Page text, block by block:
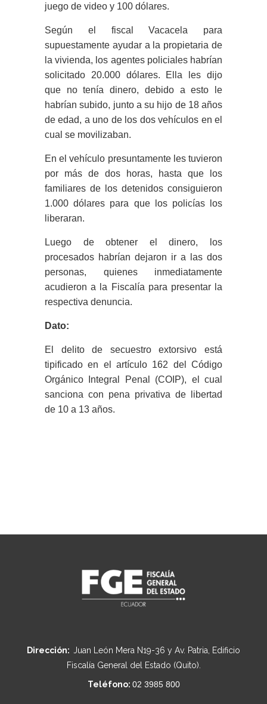
juego de video y 100 dólares.
Según el fiscal Vacacela para
supuestamente ayudar a la propietaria de
la vivienda, los agentes policiales habrían
solicitado 20.000 dólares. Ella les dijo
que no tenía dinero, debido a esto le
habrían subido, junto a su hijo de 18 años
de edad, a uno de los dos vehículos en el
cual se movilizaban.
En el vehículo presuntamente les tuvieron
por más de dos horas, hasta que los
familiares de los detenidos consiguieron
1.000 dólares para que los policías los
liberaran.
Luego de obtener el dinero, los
procesados habrían dejaron ir a las dos
personas, quienes inmediatamente
acudieron a la Fiscalía para presentar la
respectiva denuncia.
Dato:
El delito de secuestro extorsivo está
tipificado en el artículo 162 del Código
Orgánico Integral Penal (COIP), el cual
sanciona con pena privativa de libertad
de 10 a 13 años.
Dirección: Juan León Mera N19-36 y Av. Patria, Edificio
Fiscalía General del Estado (Quito).
Teléfono: 02 3985 800